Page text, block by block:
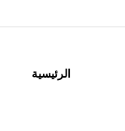
الرئيسية